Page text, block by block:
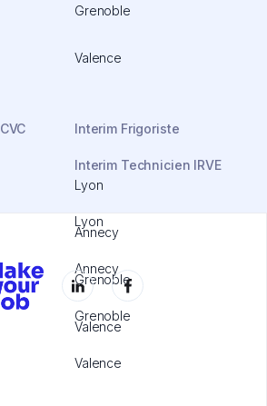
Grenoble
Valence
Interim Frigoriste
Lyon
Annecy
Grenoble
Valence
Interim Technicien IRVE
Lyon
Annecy
Grenoble
Valence